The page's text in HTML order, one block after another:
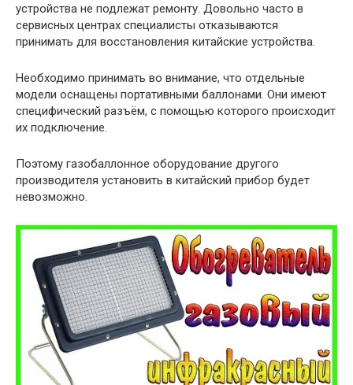
устройства не подлежат ремонту. Довольно часто в
сервисных центрах специалисты отказываются
принимать для восстановления китайские устройства.
Необходимо принимать во внимание, что отдельные
модели оснащены портативными баллонами. Они имеют
специфический разъём, с помощью которого происходит
их подключение.
Поэтому газобаллонное оборудование другого
производителя установить в китайский прибор будет
невозможно.